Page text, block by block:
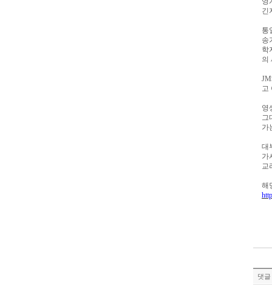
긴
통
송
학
의
고
영
그
가
대
가
교
해
댓글